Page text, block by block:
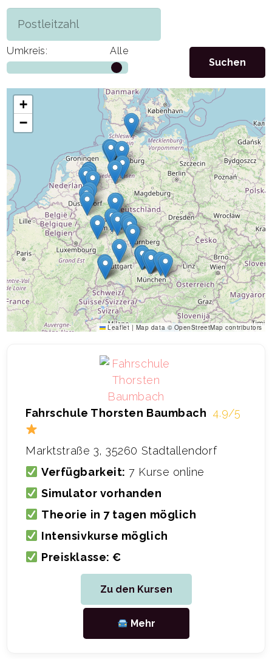
Umkreis: Alle
+
−
Leaflet | Map data © OpenStreetMap contributors
Fahrschule Thorsten Baumbach 4.9/5
Marktstraße 3, 35260 Stadtallendorf
Verfügbarkeit: 7 Kurse online
Simulator vorhanden
Theorie in 7 tagen möglich
Intensivkurse möglich
Preisklasse: €
Zu den Kursen
Mehr